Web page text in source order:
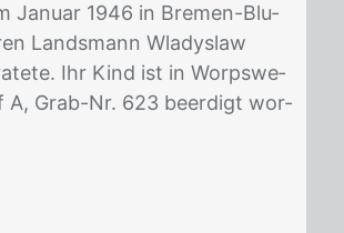
Ja­nu­ar 1946 in Bre­men-Blu­
Lands­mann Wla­dys­law
Ihr Kind ist in Worps­we­
A, Grab-Nr. 623 be­er­digt wor­